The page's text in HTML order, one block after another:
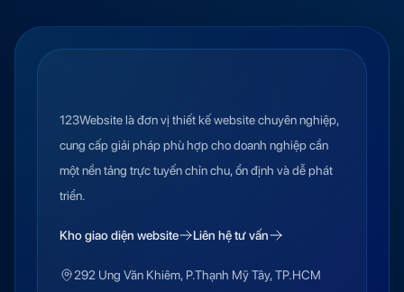
123Website là đơn vị thiết kế website chuyên nghiệp,
cung cấp giải pháp phù hợp cho doanh nghiệp cần
một nền tảng trực tuyến chỉn chu, ổn định và dễ phát
triển.
Kho giao diện website Liên hệ tư vấn
292 Ung Văn Khiêm, P.Thạnh Mỹ Tây, TP.HCM